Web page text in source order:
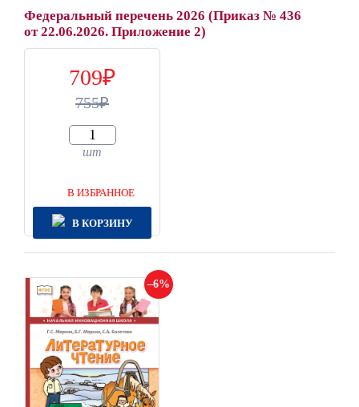
Федеральный перечень 2026 (Приказ № 436
от 22.06.2026. Приложение 2)
709
755
шт
В ИЗБРАННОЕ
В КОРЗИНУ
6